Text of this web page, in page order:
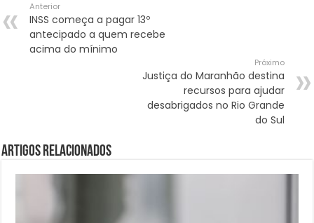
Anterior
INSS começa a pagar 13º
antecipado a quem recebe
acima do mínimo
Próximo
Justiça do Maranhão destina
recursos para ajudar
desabrigados no Rio Grande
do Sul
Artigos Relacionados